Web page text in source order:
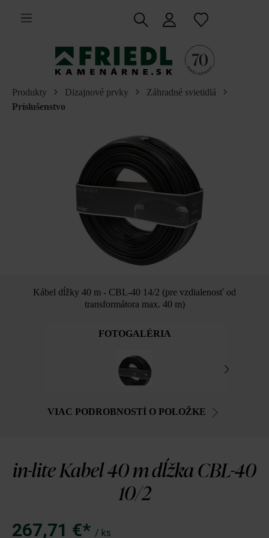
hlavný obsah
Produkty Dizajnové prvky
Záhradné svietidlá
Príslušenstvo
Kábel dĺžky 40 m - CBL-40 14/2 (pre vzdialenosť od
transformátora max. 40 m)
FOTOGALÉRIA
VIAC PODROBNOSTÍ O POLOŽKE
in-lite Kabel 40 m dĺžka CBL-40
10/2
267,71 €* / ks